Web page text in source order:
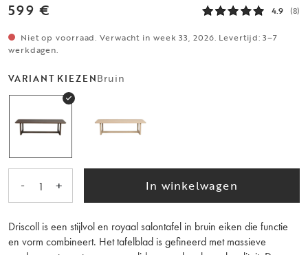
599 € 4.9 (8)
Niet op voorraad. Verwacht in week 33, 2026. Levertijd: 3–7
werkdagen.
VARIANT KIEZENBruin
- 1 + In winkelwagen
Driscoll is een stijlvol en royaal salontafel in bruin eiken die functie
en vorm combineert. Het tafelblad is gefineerd met massieve